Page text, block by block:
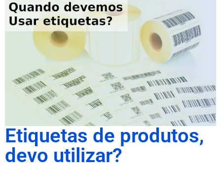
Etiquetas de produtos,
devo utilizar?